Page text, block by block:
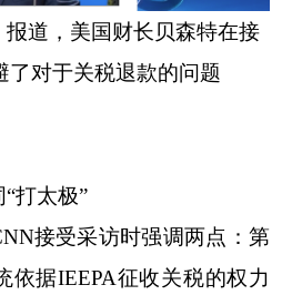
，美国财长贝森特在接
了对于关税退款的问题
太极”
接受采访时强调两点：第
依据IEEPA征收关税的权力